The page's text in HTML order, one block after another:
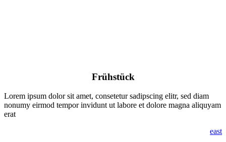
Frühstück
Lorem ipsum dolor sit amet, consetetur sadipscing elitr, sed diam
nonumy eirmod tempor invidunt ut labore et dolore magna aliquyam
erat
east